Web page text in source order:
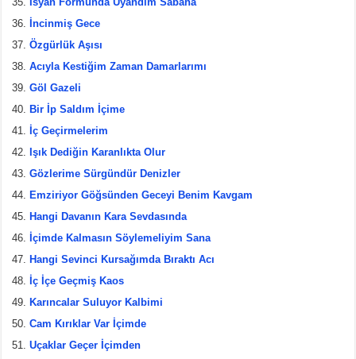
İncinmiş Gece
Özgürlük Aşısı
Acıyla Kestiğim Zaman Damarlarımı
Göl Gazeli
Bir İp Saldım İçime
İç Geçirmelerim
Işık Dediğin Karanlıkta Olur
Gözlerime Sürgündür Denizler
Emziriyor Göğsünden Geceyi Benim Kavgam
Hangi Davanın Kara Sevdasında
İçimde Kalmasın Söylemeliyim Sana
Hangi Sevinci Kursağımda Bıraktı Acı
İç İçe Geçmiş Kaos
Karıncalar Suluyor Kalbimi
Cam Kırıklar Var İçimde
Uçaklar Geçer İçimden